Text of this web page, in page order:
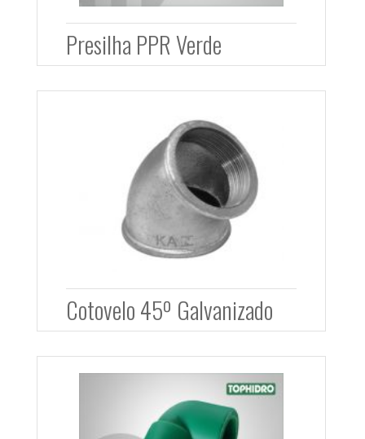
Presilha PPR Verde
Cotovelo 45º Galvanizado